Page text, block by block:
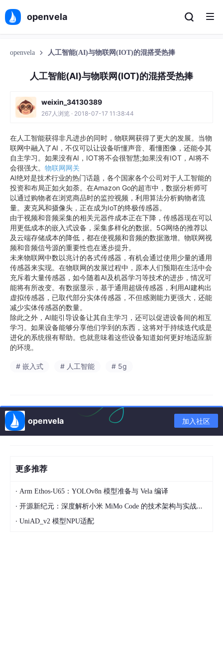
openvela
openvela 人工智能(AI)与物联网(IOT)的混搭受热捧
人工智能(AI)与物联网(IOT)的混搭受热捧
weixin_34130389
267人浏览 · 2018-07-17 11:38:44
在人工智能获得非凡进步的同时，物联网获得了更大的发展。当物
联网中融入了AI，不仅可以让设备听懂声音、看懂图像，还能令其
自主学习。如果没有AI，IOT将不会很智慧;如果没有IOT，AI将不
会很强大。 物联网网关
AI绝对是技术行业的热门话题，各个国家各个公司对于人工智能的
投资和布局正如火如荼。在Amazon Go的超市中，数据分析师可
以通过购物者在浏览商品时的监控视频，利用算法分析购物者流
量。麦克风和摄像头，正在成为IoT的终极传感器。
由于视频和音频采集的相关元器件成本正在下降，传感器现在可以
用更低成本的嵌入式设备，采集多样化的数据。5G网络的推荐以
及云端存储成本的降低，都在使视频和音频的数据激增。物联网视
频和音频信号源的重要性也在逐步提升。
未来物联网中数以兆计的各式传感器，有机会通过使用少量的通用
传感器来实现。在物联网的发展过程中，原本人们预期在生活中会
充斥着大量传感器，如今随着AI及机器学习等技术的进步，情况可
能将有所改变。有数据显示，基于通用超级传感器，利用AI建构出
虚拟传感器，已取代部分实体传感器，不但感测能力更强大，还能
减少实体传感器的数量。
除此之外，AI能引导设备让其自主学习，还可以促进设备间的相互
学习。如果设备能够分享他们学到的东西，这将对于持续迭代或是
进化的系统很有帮助。也就意味着这些设备知道如何更好地适应新
的环境。
# 嵌入式 # 人工智能 # 5g
openvela 加入社区
更多推荐
· Arm Ethos‑U65：YOLOv8n 模型准备与 Vela 编译
· 开源新纪元：深度解析小米 MiMo Code 的技术架构与实战应用
· UniAD_v2 模型NPU适配